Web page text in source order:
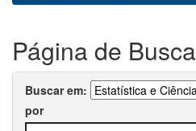
Página de Busca
Buscar em:
por